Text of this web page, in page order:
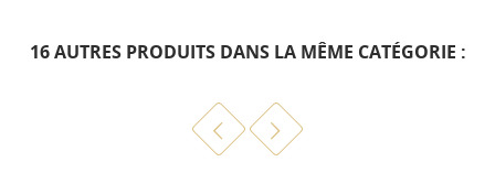
16 AUTRES PRODUITS DANS LA MÊME CATÉGORIE :